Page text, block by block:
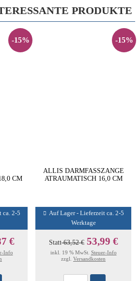
PRODUKTE
-15%
CM
ca. 2-5
€
Info
-15%
ALLIS DARMFASSZANGE
ATRAUMATISCH 16,0 CM
Auf Lager - Lieferzeit ca. 2-5
Werktage
Statt63,52 € 53,99 €
inkl. 19 % MwSt. Steuer-Info
zzgl. Versandkosten